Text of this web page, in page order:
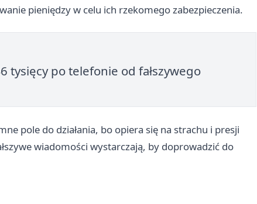
pieniędzy w celu ich rzekomego zabezpieczenia.
tysięcy po telefonie od fałszywego
pole do działania, bo opiera się na strachu i presji
wiadomości wystarczają, by doprowadzić do